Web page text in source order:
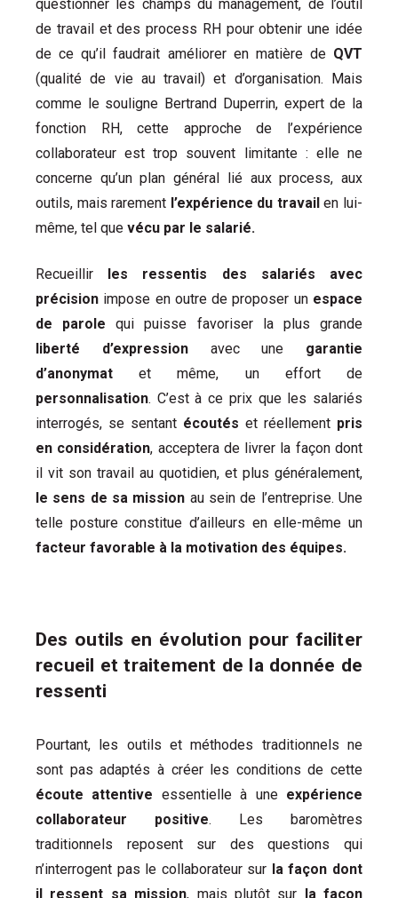
questionner les champs du management, de l’outil
de travail et des process RH pour obtenir une idée
de ce qu’il faudrait améliorer en matière de QVT
(qualité de vie au travail) et d’organisation. Mais
comme le souligne Bertrand Duperrin, expert de la
fonction RH, cette approche de l’expérience
collaborateur est trop souvent limitante : elle ne
concerne qu’un plan général lié aux process, aux
outils, mais rarement l’expérience du travailen lui-
même, tel que vécu par le salarié.
Recueillir les ressentis des salariés avec
précision impose en outre de proposer un espace
de parole qui puisse favoriser la plus grande
liberté d’expressionavec une garantie
d’anonymat et même, un effort de
personnalisation. C’est à ce prix que les salariés
interrogés, se sentant écoutés et réellement pris
en considération, acceptera de livrer la façon dont
il vit son travail au quotidien, et plus généralement,
le sens de sa mission au sein de l’entreprise. Une
telle posture constitue d’ailleurs en elle-même un
facteur favorable à la motivation des équipes.
Des outils en évolution pour faciliter
recueil et traitement de la donnée de
ressenti
Pourtant, les outils et méthodes traditionnels ne
sont pas adaptés à créer les conditions de cette
écoute attentive essentielle à une expérience
collaborateur positive. Les baromètres
traditionnels reposent sur des questions qui
n’interrogent pas le collaborateur sur la façon dont
il ressent sa mission, mais plutôt sur la façon